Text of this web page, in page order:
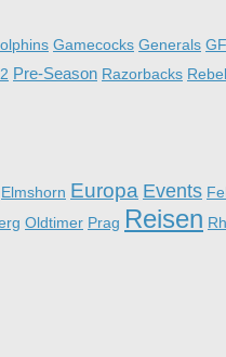
Gamecocks Generals
Pre-Season Razorbacks
Elmshorn Europa Events
Oldtimer Prag Reisen